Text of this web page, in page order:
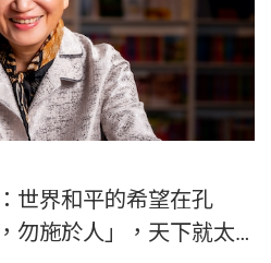
世界和平的希望在孔
勿施於人」，天下就太